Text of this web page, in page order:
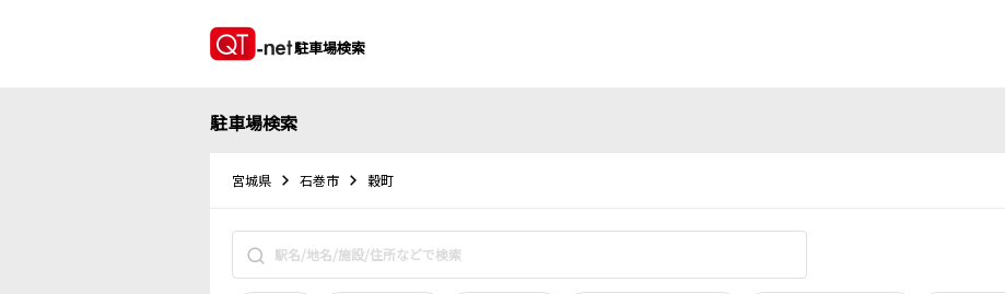
駐車場検索
駐車場検索
宮城県 石巻市 穀町